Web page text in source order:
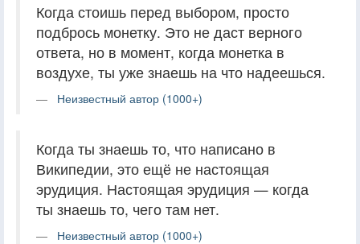
Когда стоишь перед выбором, просто
подбрось монетку. Это не даст верного
ответа, но в момент, когда монетка в
воздухе, ты уже знаешь на что надеешься.
Неизвестный автор (1000+)
Когда ты знаешь то, что написано в
Википедии, это ещё не настоящая
эрудиция. Настоящая эрудиция — когда
ты знаешь то, чего там нет.
Неизвестный автор (1000+)